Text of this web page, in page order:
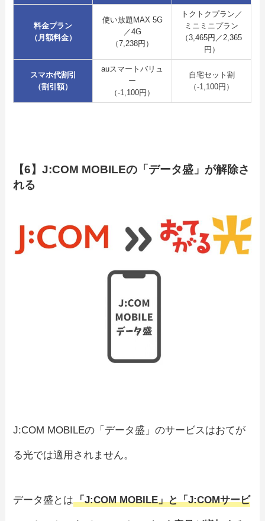
料金プラン
（月額料金）
使い放題MAX 5G
／4G
（7,238円）
トクトクプラン／
ミニミニプラン
（3,465円／2,365
円）
スマホ代割引
（割引額）
auスマートバリュ
ー
（-1,100円）
自宅セット割
（-1,100円）
【6】J:COM MOBILEの「データ盛」が解除さ
れる
J:COM MOBILEの「データ盛」のサービスはおてが
る光では適用されません。
データ盛とは「J:COM MOBILE」と「J:COMサービ